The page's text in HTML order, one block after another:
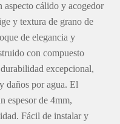
aspecto cálido y acogedor
y textura de grano de
de elegancia y
con compuesto
excepcional,
daños por agua. El
espesor de 4mm,
Fácil de instalar y